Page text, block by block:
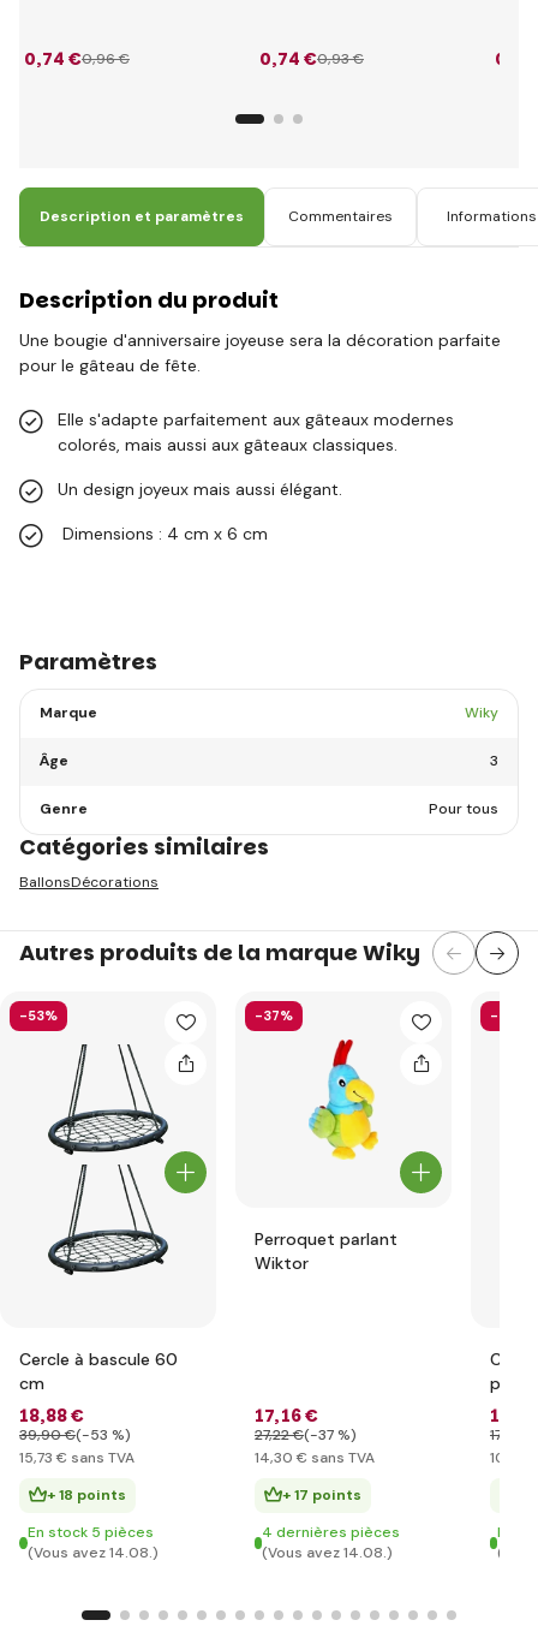
0,74 €0,96 € 0,74 €0,93 € 0
Description et paramètres Commentaires
Description du produit
Une bougie d'anniversaire joyeuse sera la décoration parfaite
pour le gâteau de fête.
Elle s'adapte parfaitement aux gâteaux modernes
colorés, mais aussi aux gâteaux classiques.
Un design joyeux mais aussi élégant.
Dimensions : 4 cm x 6 cm
Paramètres
Marque Wiky
Âge 3
Genre Pour tous
Catégories similaires
BallonsDécorations
Autres produits de la marque Wiky
-53%
Cercle à bascule 60
cm
18,88 €
39,90 €(-53 %)
15,73 € sans TVA
+ 18 points
En stock 5 pièces
(Vous avez 14.08.)
-37%
Perroquet parlant
Wiktor
17,16 €
27,22 €(-37 %)
14,30 € sans TVA
+ 17 points
4 dernières pièces
(Vous avez 14.08.)
-29%
pour
12
17
10
En